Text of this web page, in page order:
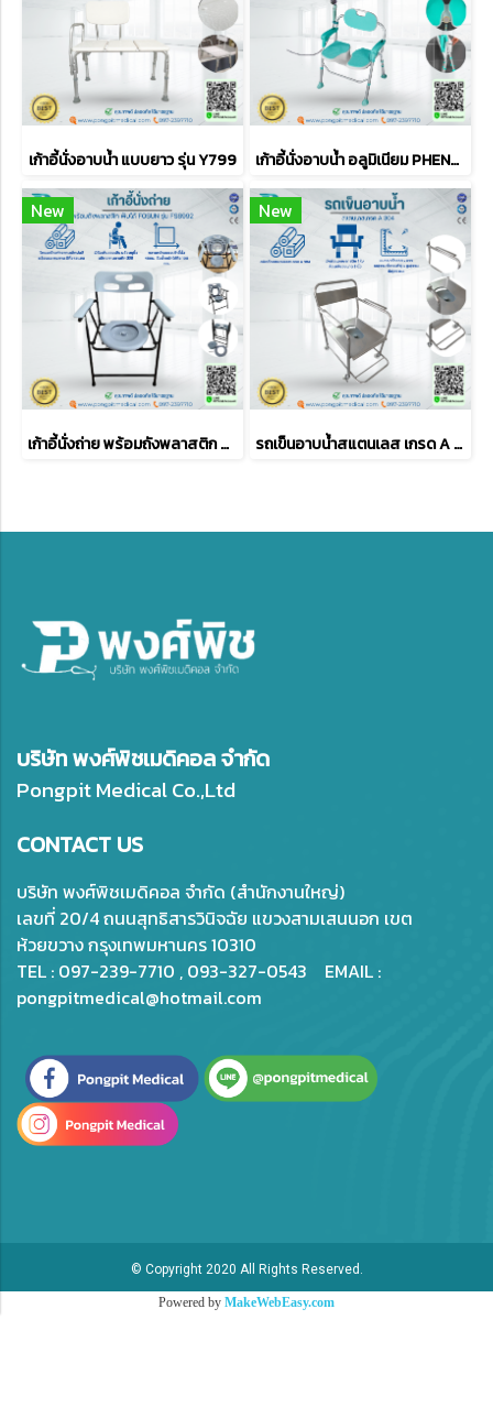
เก้าอี้นั่งอาบน้ำ แบบยาว รุ่น Y799 เก้าอี้นั่งอาบน้ำ อลูมิเนียม PHENOMA รุ่น PMB-14
New
เก้าอี้นั่งถ่าย พร้อมถังพลาสติก พับได้ FOSUN รุ่น FS8992
New
รถเข็นอาบน้ำสแตนเลส เกรด A 304
บริษัท พงศ์พิชเมดิคอล จำกัด
Pongpit Medical Co.,Ltd
CONTACT US
บริษัท พงศ์พิชเมดิคอล จำกัด (สำนักงานใหญ่)
เลขที่ 20/4 ถนนสุทธิสารวินิจฉัย แขวงสามเสนนอก เขต
ห้วยขวาง กรุงเทพมหานคร 10310
TEL : 097-239-7710 , 093-327-0543 EMAIL :
pongpitmedical@hotmail.com
© Copyright 2020 All Rights Reserved.
Powered by MakeWebEasy.com